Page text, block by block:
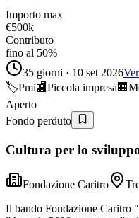
Importo max
€500k
Contributo
fino al 50%
35 giorni · 10 set 2026
🏷️Pmi🏬Piccola impresa🏢
Aperto
Fondo perduto
Cultura per lo
Fondazione Caritro
Il bando Fondazione Caritro